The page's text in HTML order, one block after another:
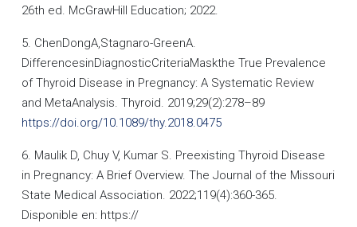
26th ed. McGrawHill Education; 2022.
5. ChenDongA,Stagnaro-GreenA.
DifferencesinDiagnosticCriteriaMaskthe True Prevalence
of Thyroid Disease in Pregnancy: A Systematic Review
and MetaAnalysis. Thyroid. 2019;29(2):278–89
https://doi.org/10.1089/thy.2018.0475
6. Maulik D, Chuy V, Kumar S. Preexisting Thyroid Disease
in Pregnancy: A Brief Overview. The Journal of the Missouri
State Medical Association. 2022;119(4):360-365.
Disponible en: https://